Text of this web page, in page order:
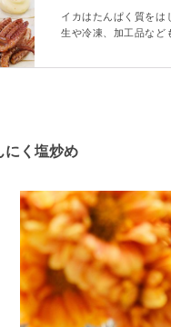
説
イカはたんぱく質をは
生や冷凍、加工品など
す。
にく塩炒め